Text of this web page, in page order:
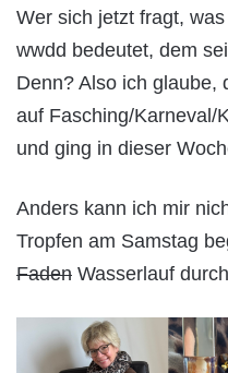
Wer sich jetzt fragt,
wwdd bedeutet, dem
Denn? Also ich glaube,
auf Fasching/Karneval/
und ging in dieser
Anders kann ich mir
Tropfen am Samstag
Faden Wasserlauf